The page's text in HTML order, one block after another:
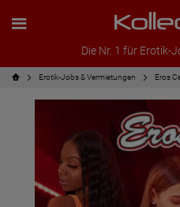
Die Nr. 1 für Erotik-
Erotik-Jobs & Vermietungen Eros